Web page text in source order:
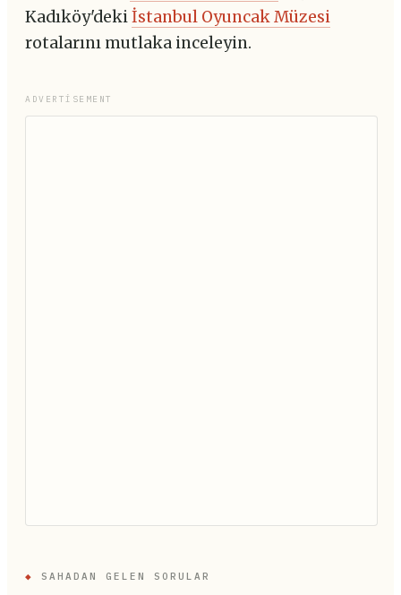
Kadıköy'dekiİstanbul Oyuncak Müzesi
rotalarını mutlaka inceleyin.
ADVERTISEMENT
◆ SAHADAN GELEN SORULAR